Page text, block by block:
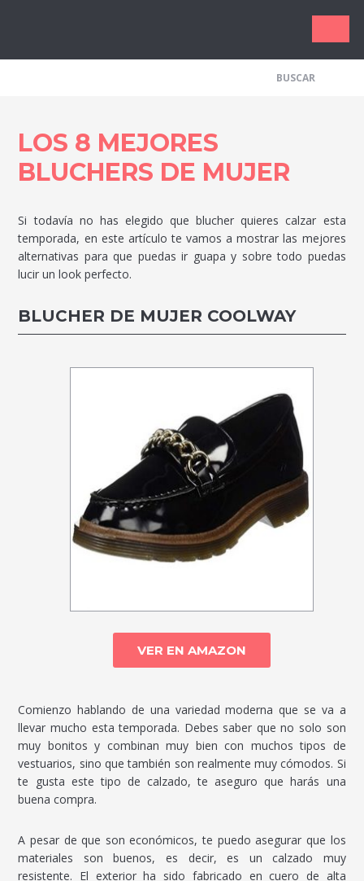
Los
LOS 8 MEJORES
BLUCHERS DE MUJER
Si todavía no has elegido que blucher quieres calzar esta
temporada, en este artículo te vamos a mostrar las mejores
alternativas para que puedas ir guapa y sobre todo puedas
lucir un look perfecto.
BLUCHER DE MUJER COOLWAY
VER EN AMAZON
Comienzo hablando de una variedad moderna que se va a
llevar mucho esta temporada. Debes saber que no solo son
muy bonitos y combinan muy bien con muchos tipos de
vestuarios, sino que también son realmente muy cómodos. Si
te gusta este tipo de calzado, te aseguro que harás una
buena compra.
A pesar de que son económicos, te puedo asegurar que los
materiales son buenos, es decir, es un calzado muy
resistente. El exterior ha sido fabricado en cuero de alta